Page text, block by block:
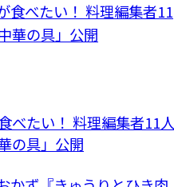
べたい！ 料理編集者11人
の具」公開